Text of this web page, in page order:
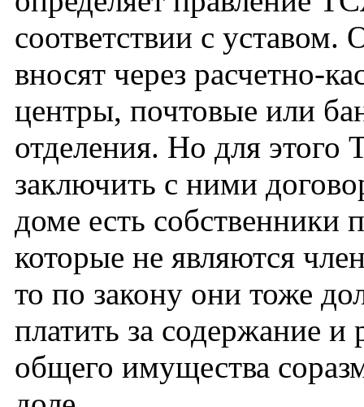
соответствии с уставом.
вносят через расчетно-
центры, почтовые или
отделения. Но для
заключить с ними
доме есть собственники
которые не являются
то по закону они тоже
платить за содержание и
общего имущества